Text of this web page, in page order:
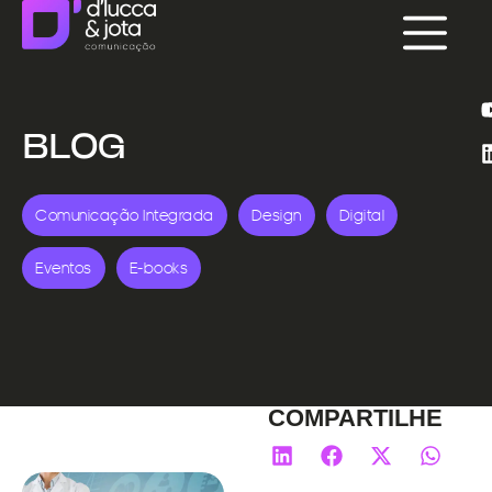
BLOG
Comunicação Integrada Design Digital
Eventos E-books
COMPARTILHE